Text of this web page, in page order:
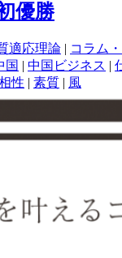
優勝
適応理論 | コラム
国 | 中国ビジネス |
性 | 素質 | 風